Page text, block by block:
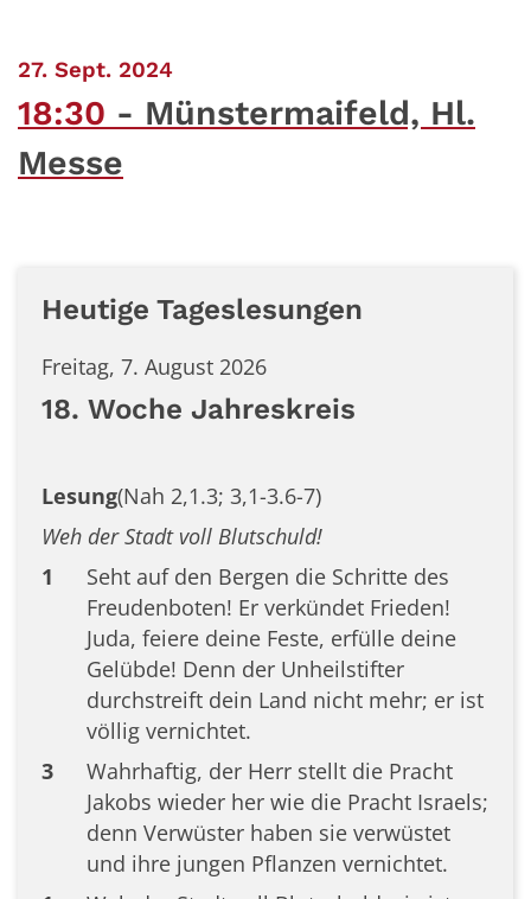
27. Sept. 2024:
18:30
Münstermaifeld, Hl.
Messe
Heutige Tageslesungen
Freitag, 7. August 2026
18. Woche Jahreskreis
Lesung(Nah 2,1.3; 3,1-3.6-7)
Weh der Stadt voll Blutschuld!
1
Seht auf den Bergen die Schritte des
Freudenboten! Er verkündet Frieden!
Juda, feiere deine Feste, erfülle deine
Gelübde! Denn der Unheilstifter
durchstreift dein Land nicht mehr; er ist
völlig vernichtet.
3
Wahrhaftig, der Herr stellt die Pracht
Jakobs wieder her wie die Pracht Israels;
denn Verwüster haben sie verwüstet
und ihre jungen Pflanzen vernichtet.